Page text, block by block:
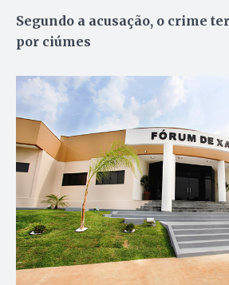
Segundo a acusação, o crime
por ciúmes